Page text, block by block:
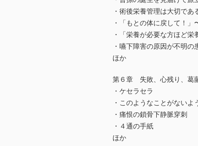
・術後栄養管理は大切で
・「もとの体に戻して！
・「栄養が必要な方ほど
・嚥下障害の原因が不明の
ほか
第６章 失敗、心残り、葛
・ケセラセラ
・このようなことがないよ
・痛恨の鎖骨下静脈穿刺
・４通の手紙
ほか